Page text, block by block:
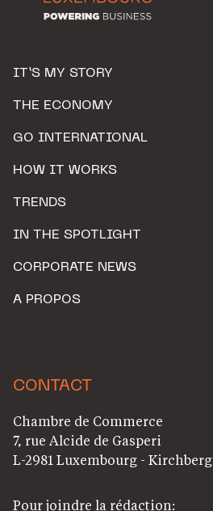
IT’S MY STORY
THE ECONOMY
GO INTERNATIONAL
HOW IT WORKS
TRENDS
IN THE SPOTLIGHT
CORPORATE NEWS
A PROPOS
CONTACT
Chambre de Commerce
7, rue Alcide de Gasperi
L-2981 Luxembourg - Kirchberg
Pour joindre la rédaction: